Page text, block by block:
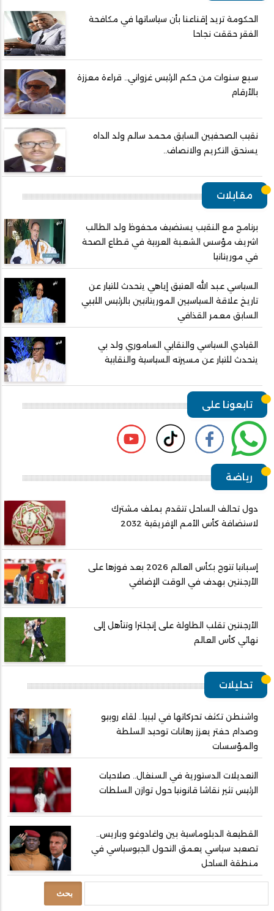
الحكومة تريد إقناعنا بأن سياساتها في مكافحة
الفقر حققت نجاحا
سبع سنوات من حكم الرئيس غزواني.. قراءة معززة
بالأرقام
نقيب الصحفيين السابق محمد سالم ولد الداه
يستحق التكريم والانصاف..
مقابلات
برنامج مع النقيب يستضيف محفوظ ولد الطالب
اشريف مؤسس الشعبة العربية في قطاع الصحة
في موريتانيا
السياسي عبد الله العتيق إياهي يتحدث للتيار عن
تاريخ علاقة السياسيين الموريتانيين بالرئيس الليبي
السابق معمر القذافي
القيادي السياسي والنقابي الساموري ولد بي
يتحدث للتيار عن مسيرته السياسية والنقابية
تابعونا على
رياضة
دول تحالف الساحل تتقدم بملف مشترك
لاستضافة كأس الأمم الإفريقية 2032
إسبانيا تتوج بكأس العالم 2026 بعد فوزها على
الأرجنتين بهدف في الوقت الإضافي
الأرجنتين تقلب الطاولة على إنجلترا وتتأهل إلى
نهائي كأس العالم
تحليلات
واشنطن تكثف تحركاتها في ليبيا.. لقاء روبيو
وصدام حفتر يعزز رهانات توحيد السلطة
والمؤسسات
التعديلات الدستورية في السنغال.. صلاحيات
الرئيس تثير نقاشا قانونيا حول توازن السلطات
القطيعة الدبلوماسية بين واغادوغو وباريس..
تصعيد سياسي يعمق التحول الجيوسياسي في
منطقة الساحل